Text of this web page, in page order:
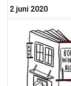
2 juni 2020